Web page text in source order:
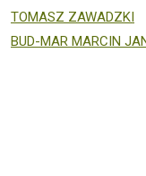
TOMASZ ZAWADZKI
BUD-MAR MARCIN